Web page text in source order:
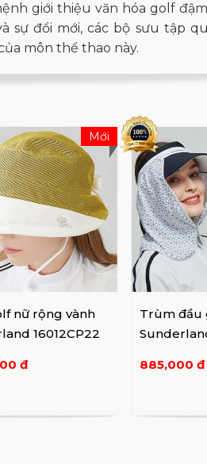
giới thiệu văn hóa golf
sự đổi mới, các bộ sưu tập
môn thể thao này.
nữ rộng vành
16012CP22
đ
Mới
Trùm đầu
885,000 đ